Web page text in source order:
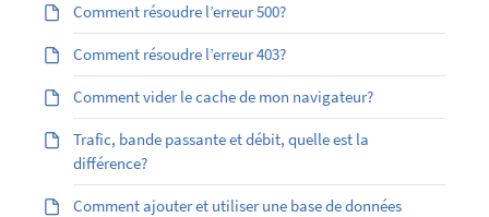
Comment résoudre l’erreur 500?
Comment résoudre l’erreur 403?
Comment vider le cache de mon navigateur?
Trafic, bande passante et débit, quelle est la
différence?
Comment ajouter et utiliser une base de données